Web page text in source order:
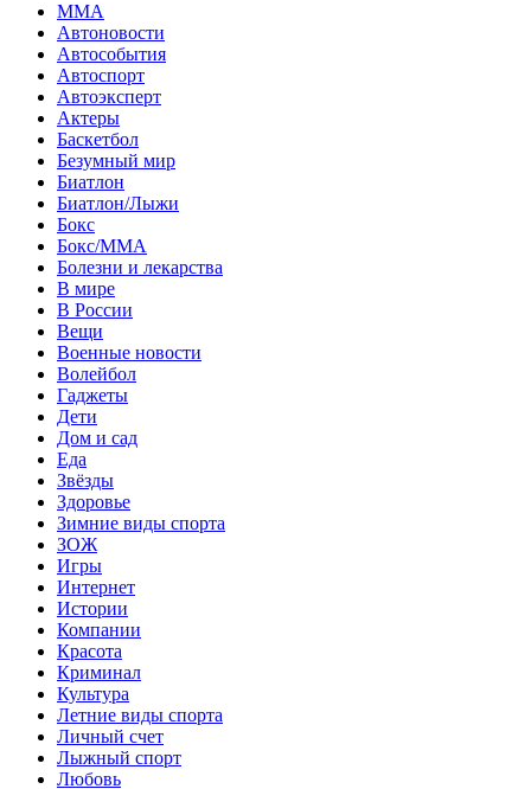
MMA
Автоновости
Автособытия
Автоспорт
Автоэксперт
Актеры
Баскетбол
Безумный мир
Биатлон
Биатлон/Лыжи
Бокс
Бокс/MMA
Болезни и лекарства
В мире
В России
Вещи
Военные новости
Волейбол
Гаджеты
Дети
Дом и сад
Еда
Звёзды
Здоровье
Зимние виды спорта
ЗОЖ
Игры
Интернет
Истории
Компании
Красота
Криминал
Культура
Летние виды спорта
Личный счет
Лыжный спорт
Любовь